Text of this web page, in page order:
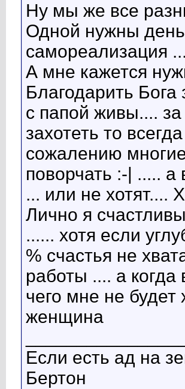
Ну мы же все
Одной нужны
самореализация
А мне кажется
Благодарить
с папой живы....
захотеть то
сожалению
поворчать :-| .....
... или не хотят....
Лично я
...... хотя если
% счастья не
работы .... а
чего мне не
женщина
Если есть ад на
Бертон